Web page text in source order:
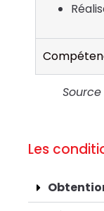
Source
Les